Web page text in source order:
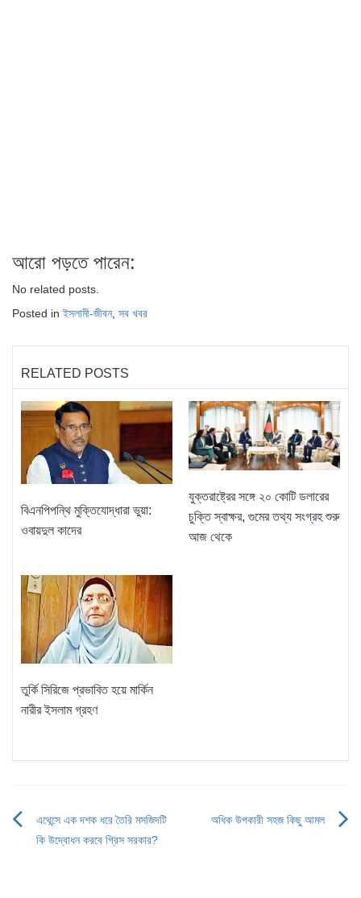
আরো পড়তে পারেন:
No related posts.
Posted inইসলামী-জীবন, সব খবর
RELATED POSTS
বিএনপিপন্থি মুক্তিযোদ্ধারা ভুয়া:
ওবায়দুল কাদের
যুক্তরাষ্ট্রের সঙ্গে ২০ কোটি ডলারের
চুক্তি স্বাক্ষর, গুমের তথ্য সংগ্রহ শুরু
আজ থেকে
তুর্কি সিরিজে প্রভাবিত হয়ে মার্কিন
নারীর ইসলাম গ্রহণ
Post
এথেন্সে এক দশক ধরে তৈরি মসজিদটি
কি উদ্বোধন করবে গ্রিস সরকার?
অধিক উপকারী সহজ কিছু আমল